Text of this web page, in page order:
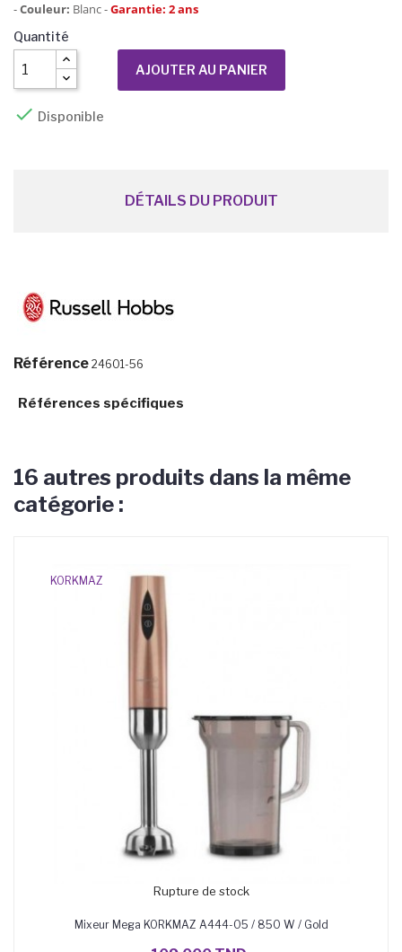
-Couleur: Blanc -Garantie: 2 ans
Quantité
AJOUTER AU PANIER
 Disponible
DÉTAILS DU PRODUIT
Référence 24601-56
Références spécifiques
16 autres produits dans la même
catégorie :
Rupture de stock
KORKMAZ
Mixeur Mega KORKMAZ A444-05 / 850 W / Gold